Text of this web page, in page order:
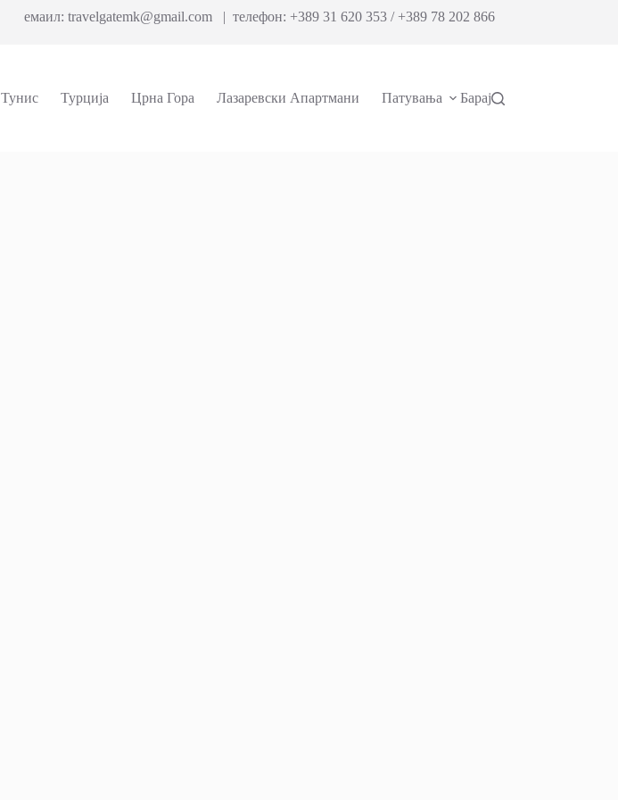
емаил: travelgatemk@gmail.com | телефон: +389 31 620 353 / +389 78 202 866
Тунис Турција Црна Гора Лазаревски Апартмани Патувања Барај